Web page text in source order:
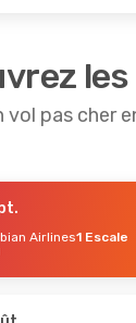
vol pas cher
Airlines1 Escale